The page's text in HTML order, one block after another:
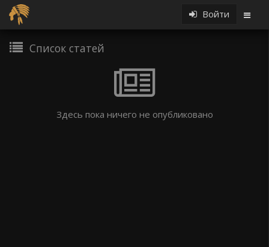
Войти
Список статей
Здесь пока ничего не опубликовано